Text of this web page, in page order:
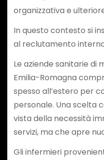
organizzativa e
In questo contesto si
al reclutamento
Le aziende sanitarie di
Emilia-Romagna
spesso all’estero per
personale. Una scelta
vista della necessità
servizi, ma che apre
Gli infermieri